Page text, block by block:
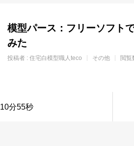
模型パース：フリーソフト
みた
投稿者 : 住宅白模型職人teco その他 閲覧
10分55秒